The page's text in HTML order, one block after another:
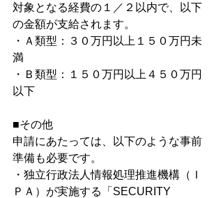
対象となる経費の１／２以内で、以下
の金額が支給されます。
・Ａ類型：３０万円以上１５０万円未
満
・Ｂ類型：１５０万円以上４５０万円
以下
■その他
申請にあたっては、以下のような事前
準備も必要です。
・独立行政法人情報処理推進機構（Ｉ
ＰＡ）が実施する「SECURITY